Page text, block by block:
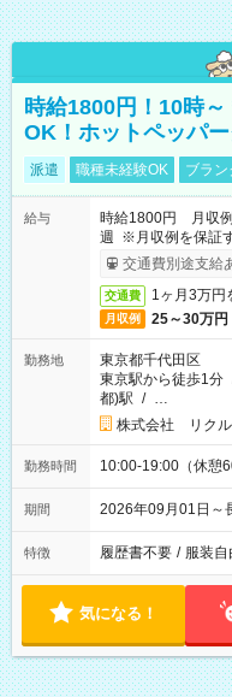
時給1800円！10時
OK！ホットペッパ
派遣 職種未経験OK ブラン
給与
時給1800円 月収
週 ※月収例を保証
ービス利用可（利用
交通費別途支給
交通費 1ヶ月3万円
月収例 25～30万円
勤務地
東京都千代田区
東京駅から徒歩1分
都)駅 / …
株式会社 リクル
勤務時間 10:00-19:00（休憩
期間 2026年09月01日
特徴 履歴書不要 / 服装自
気になる！